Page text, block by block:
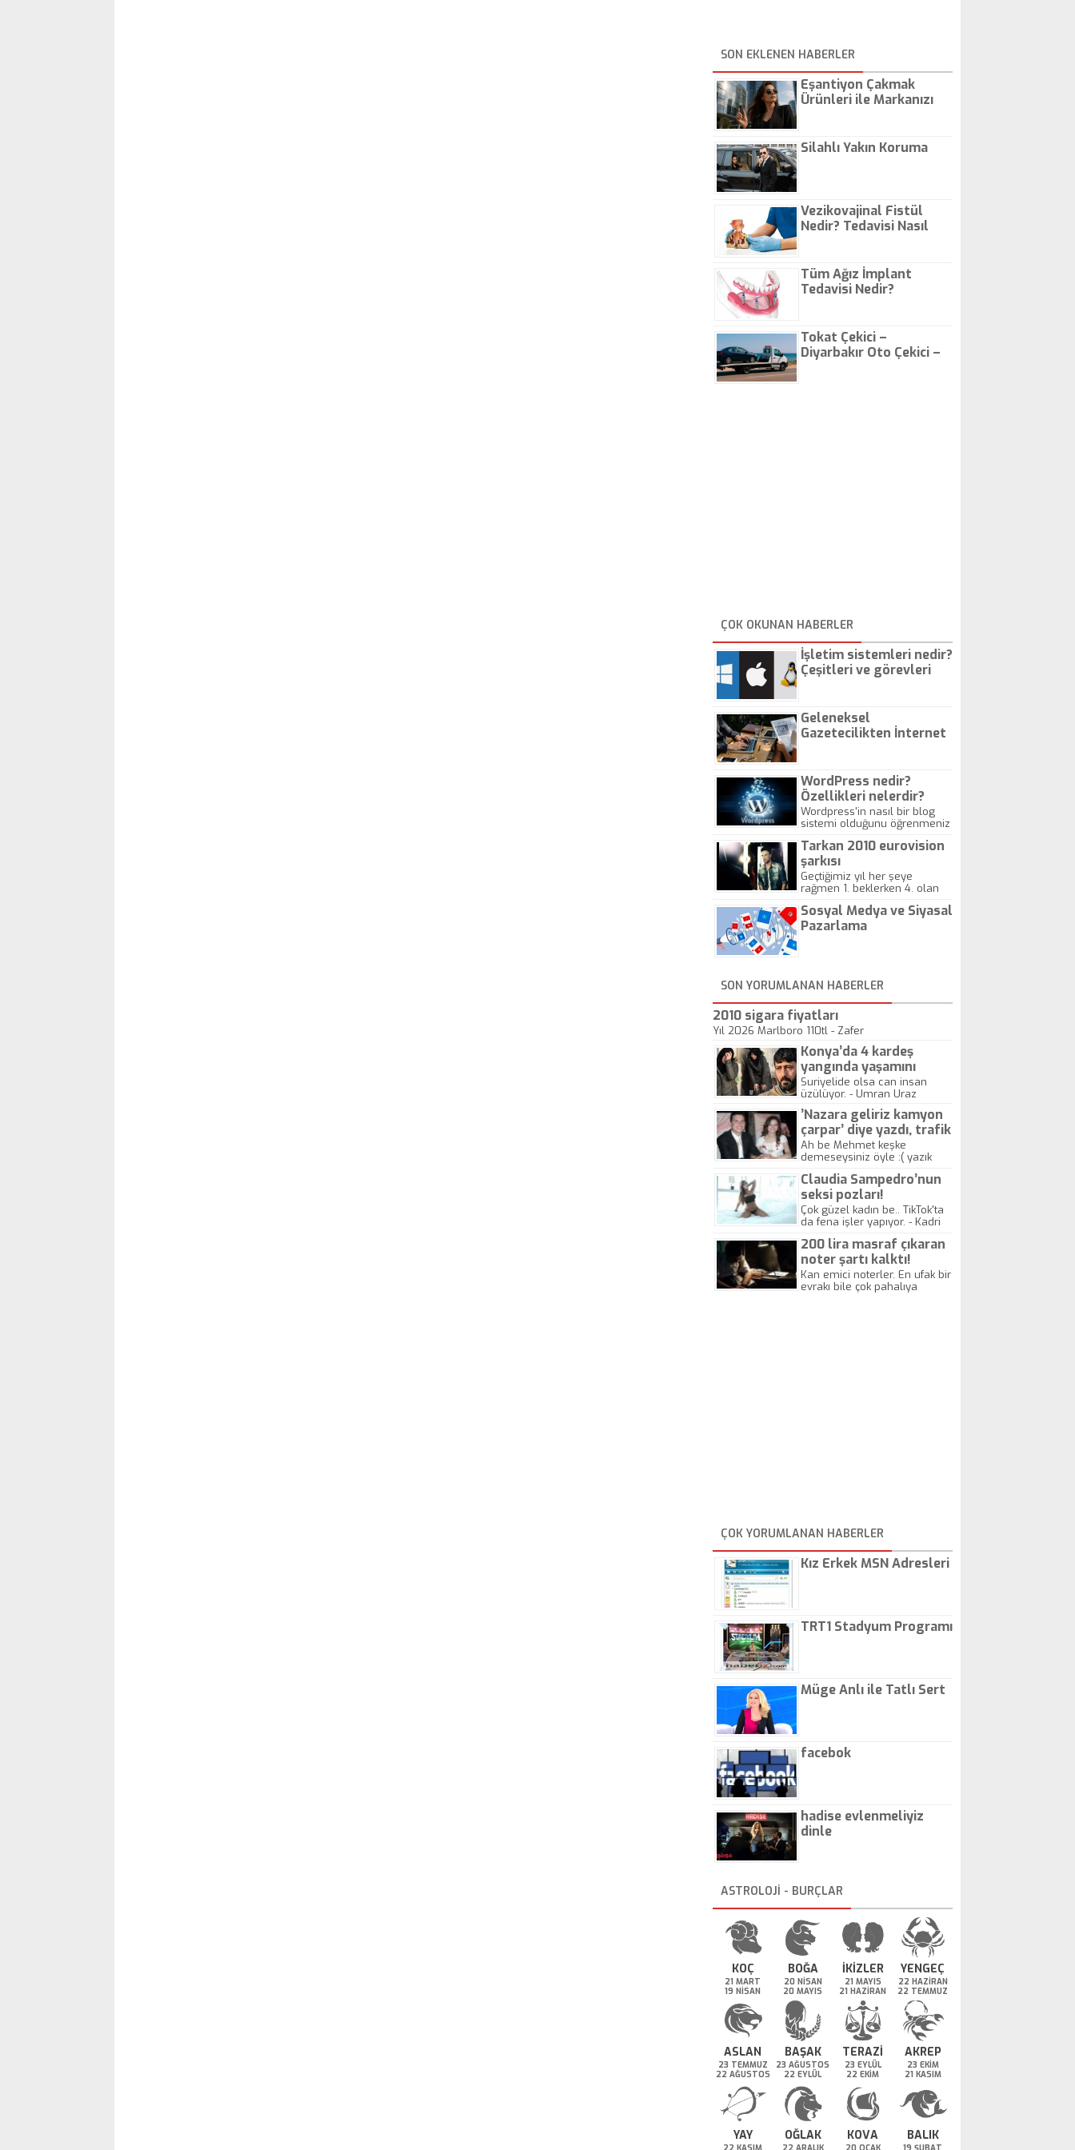
SON EKLENEN HABERLER
Eşantiyon Çakmak
Ürünleri ile Markanızı
Silahlı Yakın Koruma
Vezikovajinal Fistül
Nedir? Tedavisi Nasıl
Tüm Ağız İmplant
Tedavisi Nedir?
Tokat Çekici –
Diyarbakır Oto Çekici –
ÇOK OKUNAN HABERLER
İşletim sistemleri nedir?
Çeşitleri ve görevleri
Geleneksel
Gazetecilikten İnternet
WordPress nedir?
Özellikleri nelerdir?
Wordpress'in nasıl bir blog
sistemi olduğunu öğrenmeniz
Tarkan 2010 eurovision
şarkısı
Geçtiğimiz yıl her şeye
rağmen 1. beklerken 4. olan
gösterisinin bu yarışmada
önemli olmadığını anlamıştır.
Sosyal Medya ve Siyasal
Pazarlama
SON YORUMLANAN HABERLER
2010 sigara fiyatları
Yıl 2026 Marlboro 110tl - Zafer
Konya’da 4 kardeş
yangında yaşamını
yitirdi
Suriyelide olsa can insan
üzülüyor. - Umran Uraz
’Nazara geliriz kamyon
çarpar’ diye yazdı, trafik
kazasında öldü!
Ah be Mehmet keşke
demeseysiniz öyle :( yazık
Claudia Sampedro’nun
seksi pozları!
Çok güzel kadın be.. TikTok'ta
da fena işler yapıyor. - Kadri
200 lira masraf çıkaran
noter şartı kalktı!
Kan emici noterler. En ufak bir
evrakı bile çok pahalıya
ÇOK YORUMLANAN HABERLER
Kız Erkek MSN Adresleri
TRT1 Stadyum Programı
Müge Anlı ile Tatlı Sert
facebok
hadise evlenmeliyiz
dinle
ASTROLOJİ - BURÇLAR
KOÇ
21 MART
19 NİSAN
BOĞA
20 NİSAN
20 MAYIS
İKİZLER
21 MAYIS
21 HAZİRAN
YENGEÇ
22 HAZİRAN
22 TEMMUZ
ASLAN
23 TEMMUZ
22 AĞUSTOS
BAŞAK
23 AĞUSTOS
22 EYLÜL
TERAZİ
23 EYLÜL
22 EKİM
AKREP
23 EKİM
21 KASIM
YAY OĞLAK KOVA BALIK